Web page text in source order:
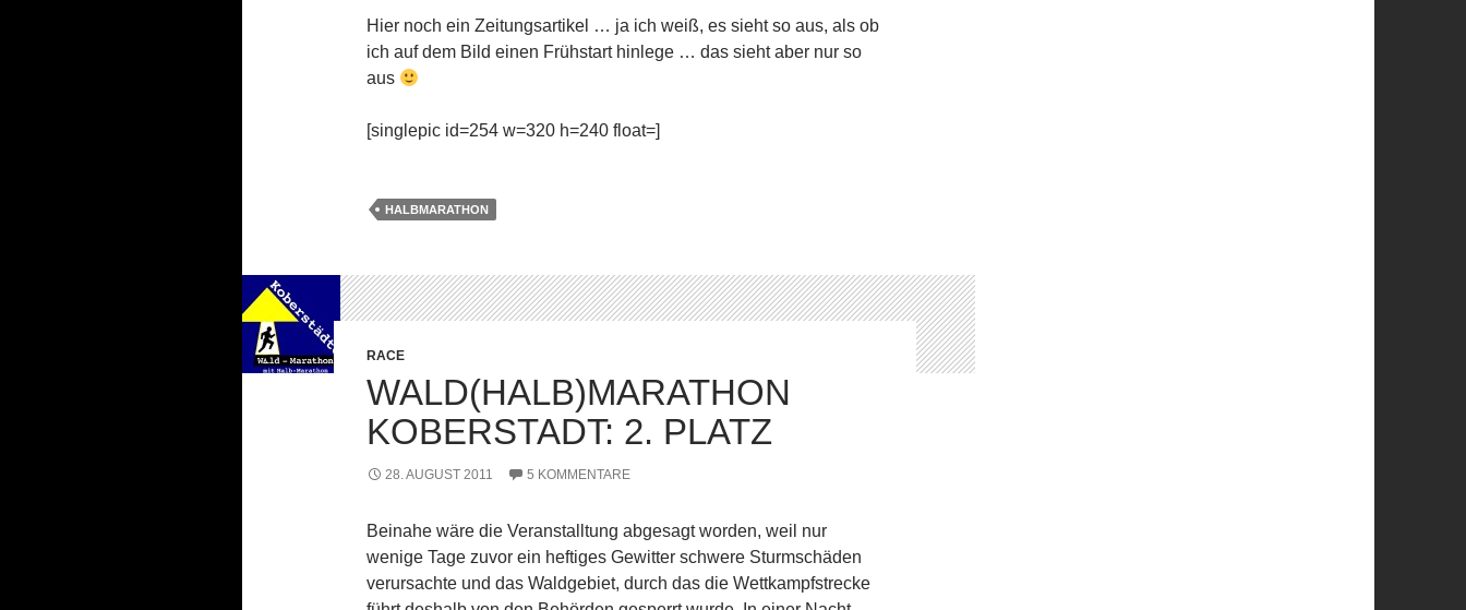
Hier noch ein Zeitungsartikel … ja ich weiß, es sieht so aus, als ob
ich auf dem Bild einen Frühstart hinlege … das sieht aber nur so
aus
[singlepic id=254 w=320 h=240 float=]
HALBMARATHON
RACE
WALD(HALB)MARATHON
KOBERSTADT: 2. PLATZ
28. AUGUST 2011 5 KOMMENTARE
Beinahe wäre die Veranstalltung abgesagt worden, weil nur
wenige Tage zuvor ein heftiges Gewitter schwere Sturmschäden
verursachte und das Waldgebiet, durch das die Wettkampfstrecke